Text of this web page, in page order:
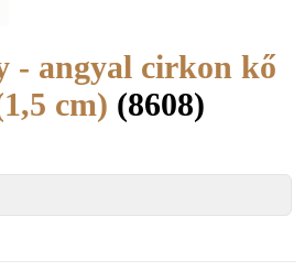
- angyal cirkon kő
cm) (8608)